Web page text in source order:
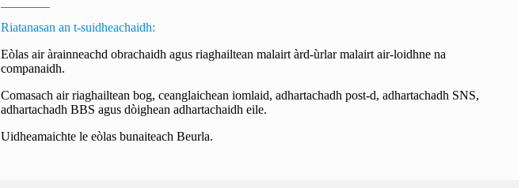
Riatanasan an t-suidheachaidh:
Eòlas air àrainneachd obrachaidh agus riaghailtean malairt àrd-ùrlar malairt air-loidhne na
companaidh.
Comasach air riaghailtean bog, ceanglaichean iomlaid, adhartachadh post-d, adhartachadh SNS,
adhartachadh BBS agus dòighean adhartachaidh eile.
Uidheamaichte le eòlas bunaiteach Beurla.